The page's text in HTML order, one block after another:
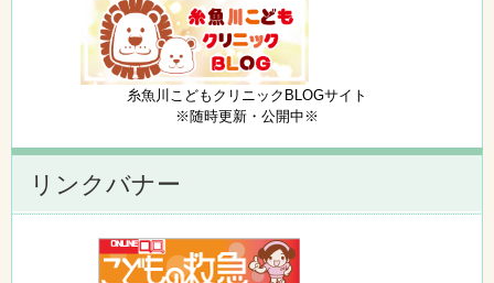
糸魚川こどもクリニックBLOGサイト
※随時更新・公開中※
リンクバナー